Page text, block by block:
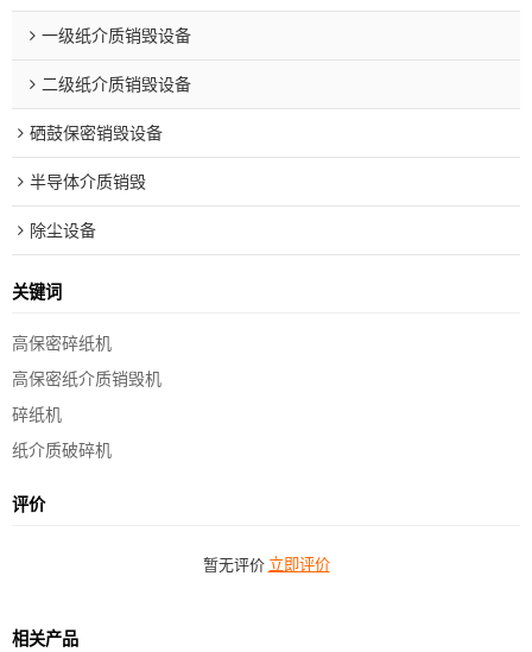
一级纸介质销毁设备
二级纸介质销毁设备
硒鼓保密销毁设备
半导体介质销毁
除尘设备
关键词
高保密碎纸机
高保密纸介质销毁机
碎纸机
纸介质破碎机
评价
暂无评价 立即评价
相关产品